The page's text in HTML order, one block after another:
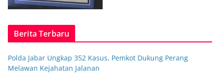
Berita Terbaru
Polda Jabar Ungkap 352 Kasus, Pemkot Dukung Perang
Melawan Kejahatan Jalanan